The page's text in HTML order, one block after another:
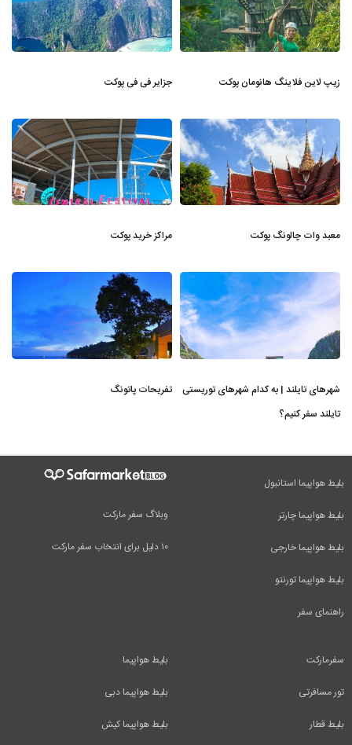
زیپ لاین فلاینگ هانومان پوکت جزایر فی فی پوکت
معبد وات چالونگ پوکت مراکز خرید پوکت
شهرهای تایلند | به کدام شهرهای توریستی
تایلند سفر کنیم؟
تفریحات پاتونگ
وبلاگ سفر مارکت
۱۰ دلیل برای انتخاب سفر مارکت
بلیط هواپیما استانبول
بلیط هواپیما چارتر
بلیط هواپیما خارجی
بلیط هواپیما تورنتو
راهنمای سفر
بلیط هواپیما
بلیط هواپیما دبی
بلیط هواپیما کیش
سفرمارکت
تور مسافرتی
بلیط قطار